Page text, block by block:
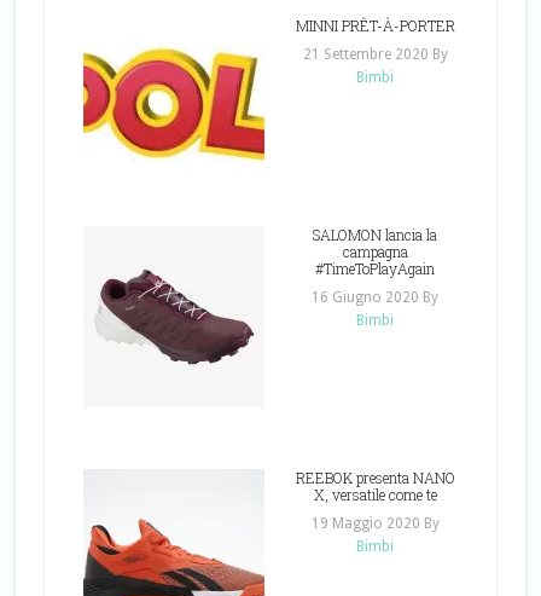
MINNI PRÊT-À-PORTER
21 Settembre 2020 By
Bimbi
SALOMON lancia la
campagna
#TimeToPlayAgain
16 Giugno 2020 By
Bimbi
REEBOK presenta NANO
X, versatile come te
19 Maggio 2020 By
Bimbi